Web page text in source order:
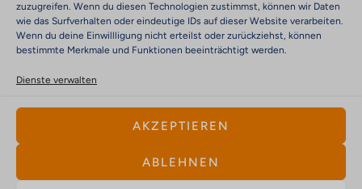
zuzugreifen. Wenn du diesen Technologien zustimmst, können wir Daten
wie das Surfverhalten oder eindeutige IDs auf dieser Website verarbeiten.
Wenn du deine Einwillligung nicht erteilst oder zurückziehst, können
bestimmte Merkmale und Funktionen beeinträchtigt werden.
Dienste verwalten
AKZEPTIEREN
ABLEHNEN
Datenschutz
Cookie-Richtlinie (EU)